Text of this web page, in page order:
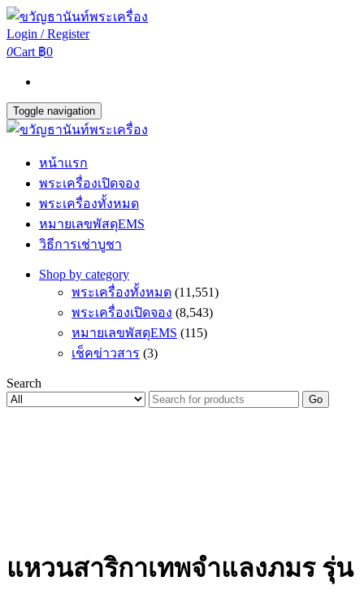
Login / Register
0Cart ฿0
Toggle navigation
หน้าแรก
พระเครื่องเปิดจอง
พระเครื่องทั้งหมด
หมายเลขพัสดุEMS
วิธีการเช่าบูชา
Shop by category
พระเครื่องทั้งหมด (11,551)
พระเครื่องเปิดจอง (8,543)
หมายเลขพัสดุEMS (115)
เช็คข่าวสาร (3)
Search
Go
แหวนสาริกาเทพจำแลงภมร รุ่น